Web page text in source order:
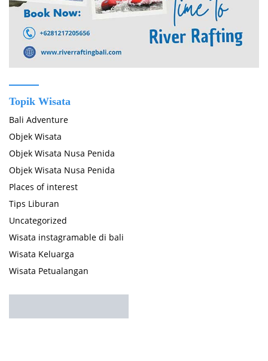
Topik Wisata
Bali Adventure
Objek Wisata
Objek Wisata Nusa Penida
Objek Wisata Nusa Penida
Places of interest
Tips Liburan
Uncategorized
Wisata instagramable di bali
Wisata Keluarga
Wisata Petualangan